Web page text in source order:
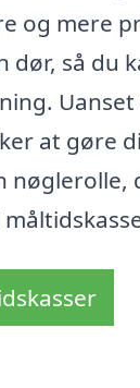
og mere
dør, så du
at gøre
nøglerolle,